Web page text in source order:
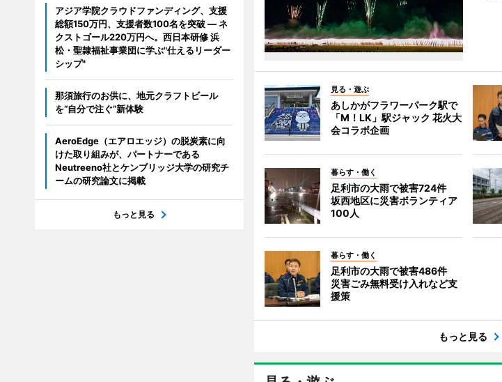
見る・遊ぶ
あしかがフラワーパーク駅で
「M！LK」駅ジャック 花火大
会コラボ企画
暮らす・働く
足利市の大雨で被害724件
坂西地区に災害ボランティア
100人
暮らす・働く
足利市の大雨で被害486件
災害ごみ無料受け入れなど支
援策
もっと見る
アジア学院クラウドファンディング、支援
総額150万円、支援者数100名を突破 ― ネ
クストゴール220万円へ。西日本研修 浜
松・聖隷福祉事業団に学ぶ"仕えるリーダー
シップ"
那須旅行のお供に、地元クラフトビール
を“自分で注ぐ”新体験
AeroEdge（エアロエッジ）の脱炭素に向
けた取り組みが、パートナーである
Neutreeno社とケンブリッジ大学の研究チ
ームの研究論文に掲載
もっと見る